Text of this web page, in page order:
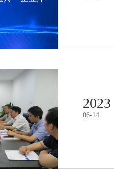
2023
06-14